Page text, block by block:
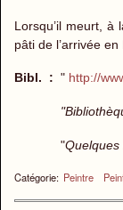
Lorsqu’il meurt,
pâti de l’arrivée
Bibl. : " http://
"Quelques
Catégorie: Peintre